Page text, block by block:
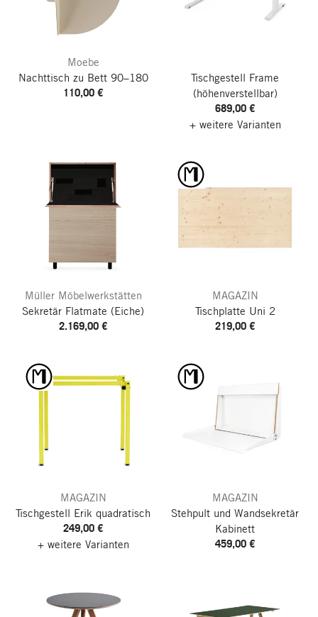
Moebe
Nachttisch zu Bett 90–180
110,00 €
Tischgestell Frame
(höhenverstellbar)
689,00 €
+ weitere Varianten
Müller Möbelwerkstätten
Sekretär Flatmate (Eiche)
2.169,00 €
MAGAZIN
Tischplatte Uni 2
219,00 €
MAGAZIN
Tischgestell Erik quadratisch
249,00 €
+ weitere Varianten
MAGAZIN
Stehpult und Wandsekretär
Kabinett
459,00 €